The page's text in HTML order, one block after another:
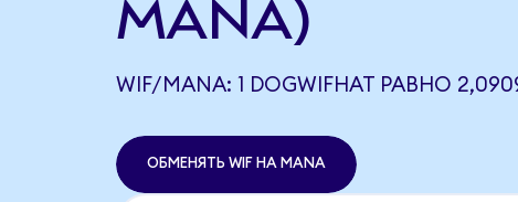
MANA)
WIF/MANA: 1 DOGWIFHAT РАВНО
ОБМЕНЯТЬ WIF НА MANA